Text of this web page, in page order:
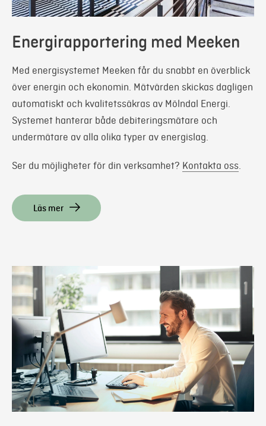
Energirapportering med Meeken
Med energisystemet Meeken får du snabbt en överblick
över energin och ekonomin. Mätvärden skickas dagligen
automatiskt och kvalitetssäkras av Mölndal Energi.
Systemet hanterar både debiteringsmätare och
undermätare av alla olika typer av energislag.
Ser du möjligheter för din verksamhet? Kontakta oss.
Läs mer